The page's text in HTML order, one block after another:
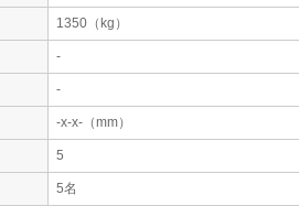
1350（kg）
-
-
-x-x-（mm）
5
5名